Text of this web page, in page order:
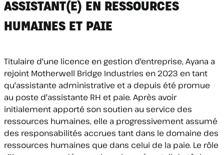
ASSISTANT(E) EN RESSOURCES
HUMAINES ET PAIE
Titulaire d'une licence en gestion d'entreprise, Ayana a
rejoint Motherwell Bridge Industries en 2023 en tant
qu'assistante administrative et a depuis été promue
au poste d'assistante RH et paie. Après avoir
initialement apporté son soutien au service des
ressources humaines, elle a progressivement assumé
des responsabilités accrues tant dans le domaine des
ressources humaines que dans celui de la paie. Le rôle